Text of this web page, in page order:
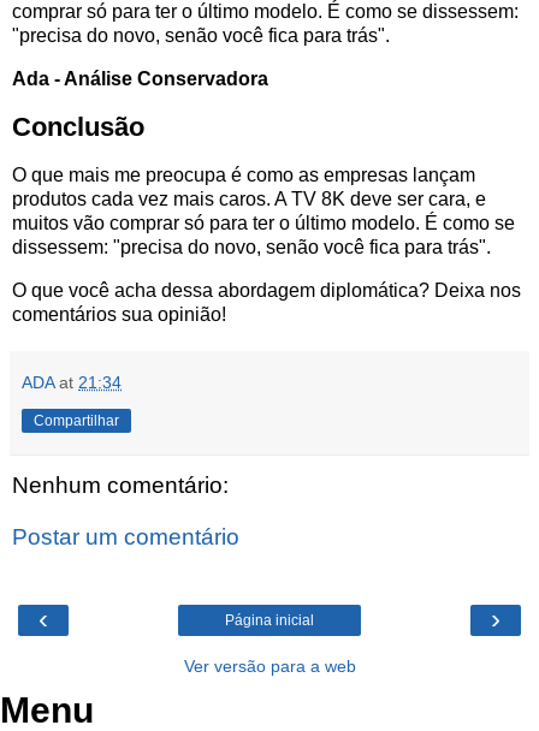
comprar só para ter o último modelo. É como se dissessem:
"precisa do novo, senão você fica para trás".
Ada - Análise Conservadora
Conclusão
O que mais me preocupa é como as empresas lançam
produtos cada vez mais caros. A TV 8K deve ser cara, e
muitos vão comprar só para ter o último modelo. É como se
dissessem: "precisa do novo, senão você fica para trás".
O que você acha dessa abordagem diplomática? Deixa nos
comentários sua opinião!
ADA at 21:34
Compartilhar
Nenhum comentário:
Postar um comentário
‹ ›
Página inicial
Ver versão para a web
Menu